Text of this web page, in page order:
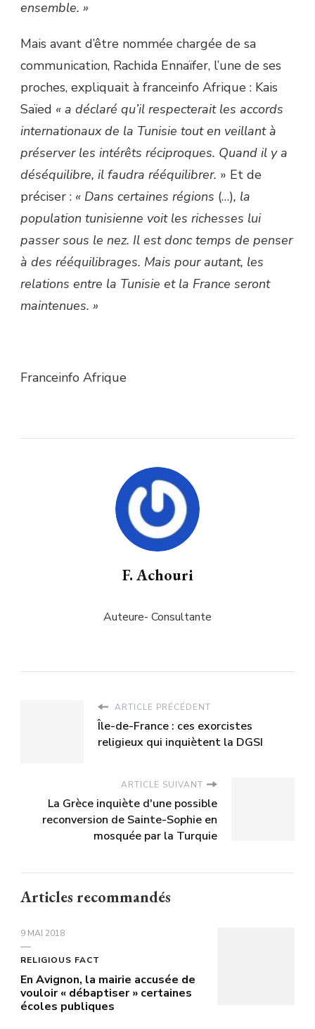
ensemble. »
Mais avant d’être nommée chargée de sa
communication, Rachida Ennaïfer, l’une de ses
proches, expliquait à franceinfo Afrique : Kais
Saïed « a déclaré qu’il respecterait les accords
internationaux de la Tunisie tout en veillant à
préserver les intérêts réciproques. Quand il y a
déséquilibre, il faudra rééquilibrer. » Et de
préciser : « Dans certaines régions (…), la
population tunisienne voit les richesses lui
passer sous le nez. Il est donc temps de penser
à des rééquilibrages. Mais pour autant, les
relations entre la Tunisie et la France seront
maintenues. »
Franceinfo Afrique
F. Achouri
Auteure- Consultante
ARTICLE PRÉCÉDENT
Île-de-France : ces exorcistes
religieux qui inquiètent la DGSI
ARTICLE SUIVANT
La Grèce inquiète d'une possible
reconversion de Sainte-Sophie en
mosquée par la Turquie
Articles recommandés
9 MAI 2018
RELIGIOUS FACT
En Avignon, la mairie accusée de
vouloir « débaptiser » certaines
écoles publiques